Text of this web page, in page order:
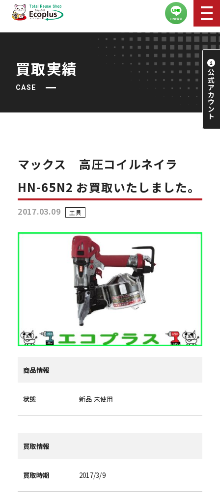
買取実績
CASE
マックス 高圧コイルネイラ
HN-65N2 お買取いたしました。
2017.03.09 工具
商品情報
状態 新品 未使用
買取情報
買取時期 2017/3/9